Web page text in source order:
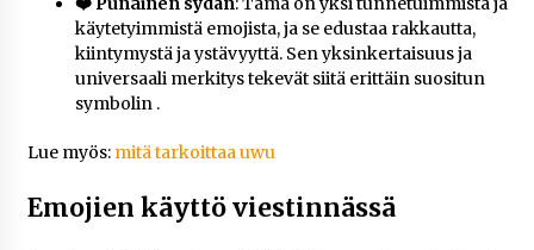
käytetyimmistä emojista, ja se edustaa rakkautta,
kiintymystä ja ystävyyttä. Sen yksinkertaisuus ja
universaali merkitys tekevät siitä erittäin suositun
symbolin​ .
Lue myös: mitä tarkoittaa uwu
Emojien käyttö viestinnässä